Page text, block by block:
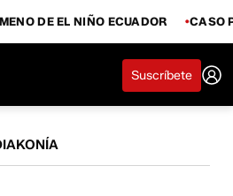
DE EL NIÑO ECUADOR CASO
Suscríbete